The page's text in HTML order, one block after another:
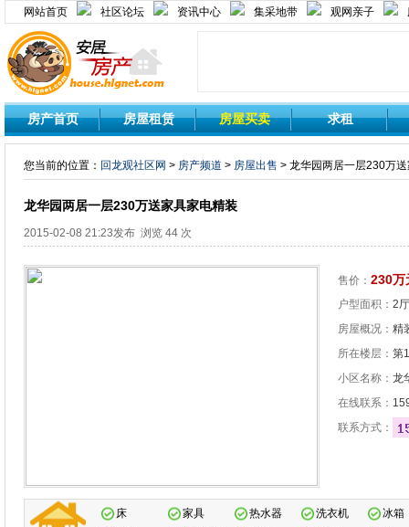
网站首页 社区论坛 资讯中心 集采地带 观网亲子
房产首页 房屋租赁 房屋买卖 求租
您当前的位置： 回龙观社区网 > 房产频道 > 房屋出售 > 龙华园两居一层230万
龙华园两居一层230万送家具家电精装
2015-02-08 21:23发布 浏览 44 次
售价： 230万
户型面积： 2
房屋概况： 精
所在楼层： 第
小区名称： 龙
在线联系：
联系方式：
床 家具 热水器 洗衣机
冰箱